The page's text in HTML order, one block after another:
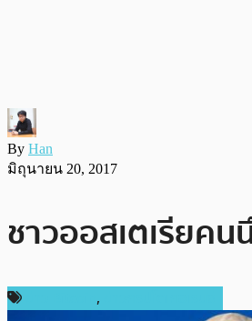
By Han
มิถุนายน 20, 2017
ชาวออสเตเรียค
,